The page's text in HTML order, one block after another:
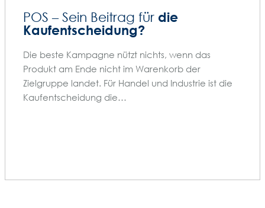
POS – Sein Beitrag für die
Kaufentscheidung?
Die beste Kampagne nützt nichts, wenn das
Produkt am Ende nicht im Warenkorb der
Zielgruppe landet. Für Handel und Industrie ist die
Kaufentscheidung die…